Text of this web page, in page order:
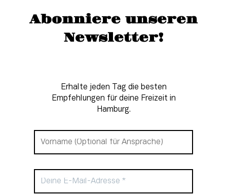
Abonniere unseren
Newsletter!
Erhalte jeden Tag die besten
Empfehlungen für deine Freizeit in
Hamburg.